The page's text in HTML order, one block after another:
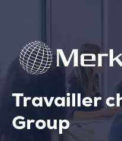
Travailler
Group